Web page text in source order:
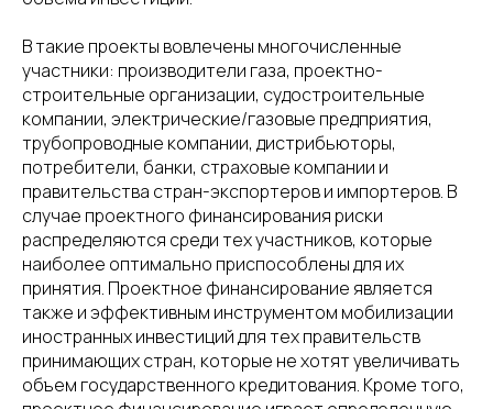
В такие проекты вовлечены многочисленные
участники: производители газа, проектно-
строительные организации, судостроительные
компании, электрические/газовые предприятия,
трубопроводные компании, дистрибьюторы,
потребители, банки, страховые компании и
правительства стран-экспортеров и импортеров. В
случае проектного финансирования риски
распределяются среди тех участников, которые
наиболее оптимально приспособлены для их
принятия. Проектное финансирование является
также и эффективным инструментом мобилизации
иностранных инвестиций для тех правительств
принимающих стран, которые не хотят увеличивать
объем государственного кредитования. Кроме того,